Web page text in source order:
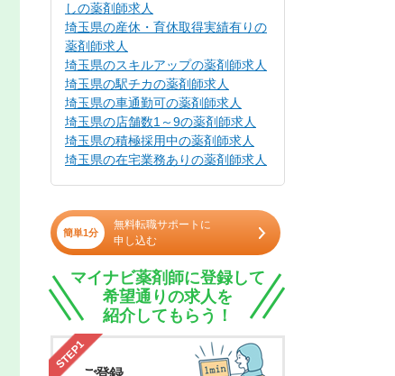
しの薬剤師求人
埼玉県の産休・育休取得実績有りの
薬剤師求人
埼玉県のスキルアップの薬剤師求人
埼玉県の駅チカの薬剤師求人
埼玉県の車通勤可の薬剤師求人
埼玉県の店舗数1～9の薬剤師求人
埼玉県の積極採用中の薬剤師求人
埼玉県の在宅業務ありの薬剤師求人
簡単1分
無料転職サポートに
申し込む
マイナビ薬剤師に登録して
希望通りの求人を
紹介してもらう！
STEP1